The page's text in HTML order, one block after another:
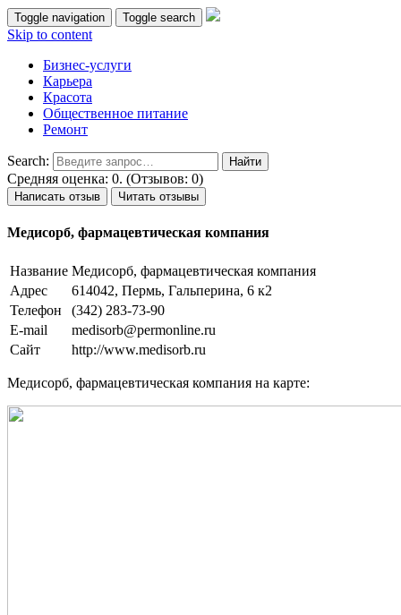
Toggle navigation Toggle search
Skip to content
Бизнес-услуги
Карьера
Красота
Общественное питание
Ремонт
Search:
Средняя оценка: 0. (Отзывов: 0)
Написать отзыв Читать отзывы
Медисорб, фармацевтическая компания
Название Медисорб, фармацевтическая компания
Адрес
614042, Пермь, Гальперина, 6 к2
Телефон
(342) 283-73-90
E-mail
medisorb@permonline.ru
Сайт
http://www.medisorb.ru
Медисорб, фармацевтическая компания на карте: